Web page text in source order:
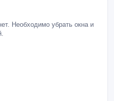
Необходимо убрать окна и